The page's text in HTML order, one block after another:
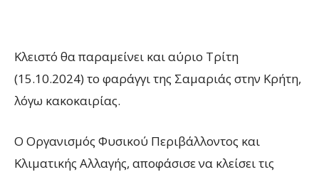
Κλειστό θα παραμείνει και αύριο Τρίτη
(15.10.2024) το φαράγγι της Σαμαριάς στην Κρήτη,
λόγω κακοκαιρίας.
Ο Οργανισμός Φυσικού Περιβάλλοντος και
Κλιματικής Αλλαγής, αποφάσισε να κλείσει τις